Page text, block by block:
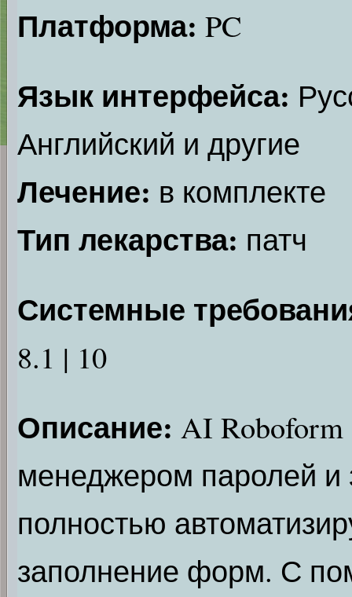
Платформа: PC
Язык интерфейса:
Английский и другие
Лечение: в комплекте
Тип лекарства: патч
Системные
8.1 | 10
Описание: AI
менеджером паролей
полностью
заполнение форм. С